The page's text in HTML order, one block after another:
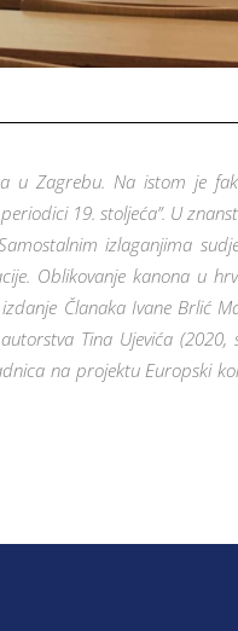
u Zagrebu. Na istom je
19. stoljeća”. U
izlaganjima
Oblikovanje kanona u
Članaka Ivane Brlić
Tina Ujevića
na projektu Europski